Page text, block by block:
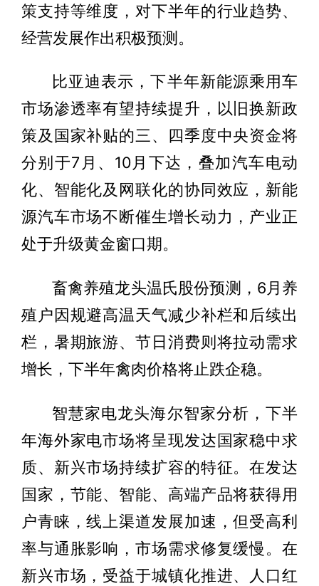
策支持等维度，对下半年的行业趋势、
经营发展作出积极预测。
比亚迪表示，下半年新能源乘用车
市场渗透率有望持续提升，以旧换新政
策及国家补贴的三、四季度中央资金将
分别于7月、10月下达，叠加汽车电动
化、智能化及网联化的协同效应，新能
源汽车市场不断催生增长动力，产业正
处于升级黄金窗口期。
畜禽养殖龙头温氏股份预测，6月养
殖户因规避高温天气减少补栏和后续出
栏，暑期旅游、节日消费则将拉动需求
增长，下半年禽肉价格将止跌企稳。
智慧家电龙头海尔智家分析，下半
年海外家电市场将呈现发达国家稳中求
质、新兴市场持续扩容的特征。在发达
国家，节能、智能、高端产品将获得用
户青睐，线上渠道发展加速，但受高利
率与通胀影响，市场需求修复缓慢。在
新兴市场，受益于城镇化推进、人口红